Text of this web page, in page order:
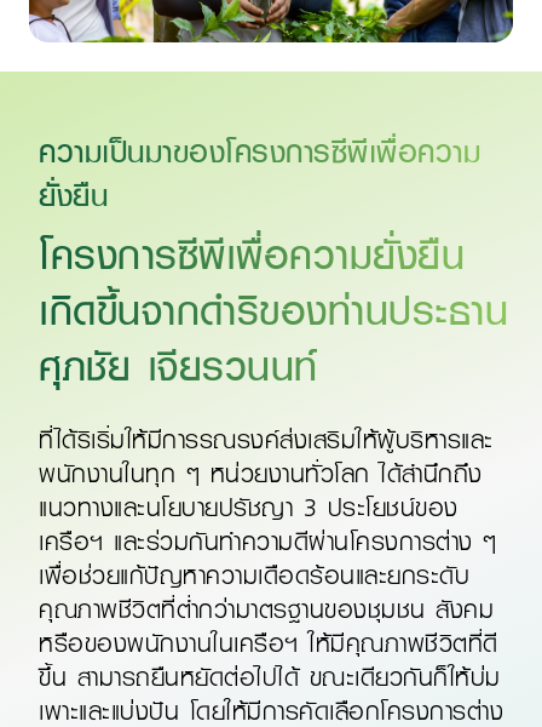
ความเป็นมาของโครงการซีพีเพื่อความ
ยั่งยืน​
โครงการซีพีเพื่อความยั่งยืน
เกิดขึ้นจากดำริของท่านประธาน
ศุภชัย เจียรวนนท์​
ที่ได้ริเริ่มให้มีการรณรงค์ส่งเสริมให้ผู้บริหารและ
พนักงานในทุก ๆ หน่วยงานทั่วโลก ได้สำนึกถึง
แนวทางและนโยบายปรัชญา 3 ประโยชน์ของ
เครือฯ และร่วมกันทำความดีผ่านโครงการต่าง ๆ
เพื่อช่วยแก้ปัญหาความเดือดร้อนและยกระดับ
คุณภาพชีวิตที่ต่ำกว่ามาตรฐานของชุมชน สังคม
หรือของพนักงานในเครือฯ ให้มีคุณภาพชีวิตที่ดี
ขึ้น สามารถยืนหยัดต่อไปได้ ขณะเดียวกันก็ให้บ่ม
เพาะและแบ่งปัน โดยให้มีการคัดเลือกโครงการต่าง